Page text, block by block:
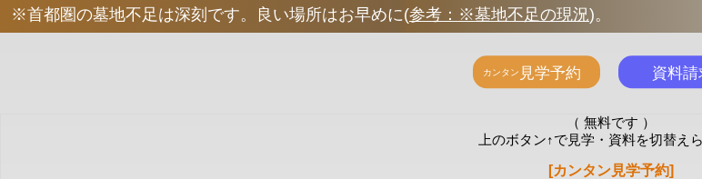
※首都圏の墓地不足は深刻です。良い場所はお早めに(参考：※墓地不足の現況)。
（ 無料です ）
上のボタン↑で見学・資料を切替え
[カンタン見学予約]